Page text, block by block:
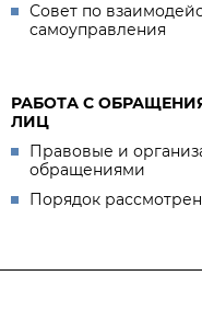
Совет по
самоуправления
РАБОТА С
ЛИЦ
Правовые и
обращениями
Порядок